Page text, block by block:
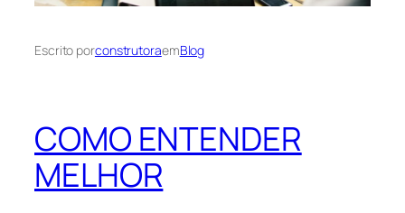
Escrito porconstrutoraemBlog
COMO ENTENDER
MELHOR